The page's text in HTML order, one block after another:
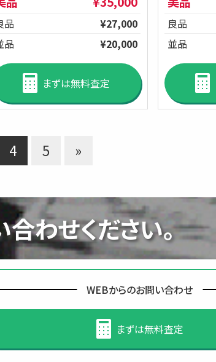
品
¥27,000
品
¥20,000
まずは無料査定
良品
並品
4 5 »
わせください。
WEBからのお問い合わせ
まずは無料査定